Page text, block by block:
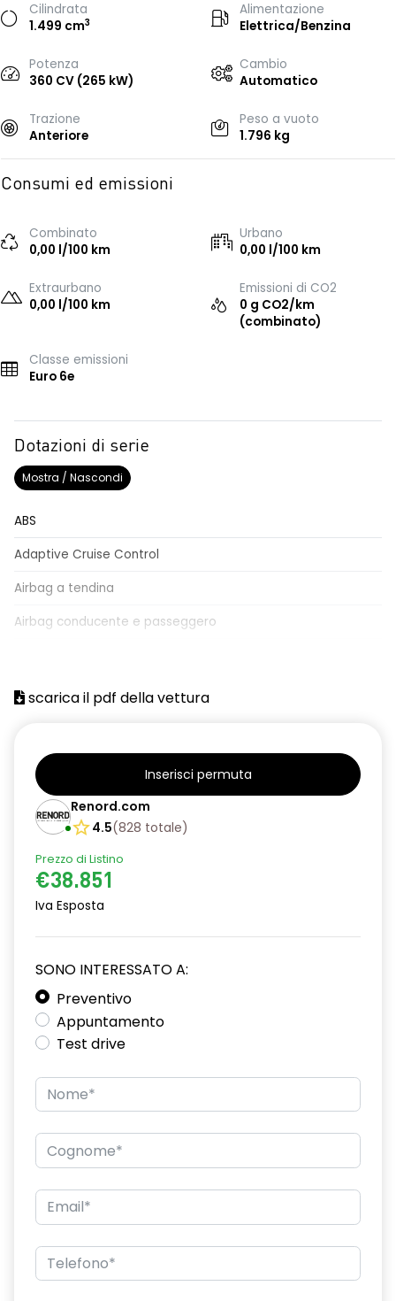
Cilindrata
1.499 cm3
Alimentazione
Elettrica/Benzina
Potenza
360 CV (265 kW)
Cambio
Automatico
Trazione
Anteriore
Peso a vuoto
1.796 kg
Consumi ed emissioni
Combinato
0,00 l/100 km
Urbano
0,00 l/100 km
Extraurbano
0,00 l/100 km
Emissioni di CO2
0 g CO2/km
(combinato)
Classe emissioni
Euro 6e
Dotazioni di serie
Mostra / Nascondi
ABS
Adaptive Cruise Control
Airbag a tendina
Airbag conducente e passeggero
Alzacristalli elettrici
Bagagliaio apribile elettricamente
Barre portabagagli
Bluetooth®
Cambio al volante
Cerchi in lega
Controllo della trazione
Display multifunzione
Fari a led
Fari posteriori a led
Freni a disco
Freno di stazionamento elettrico
Garanzie
scarica il pdf della vettura
Inserisci permuta
Renord.com
4.5(828 totale)
Prezzo di Listino
€38.851
Iva Esposta
SONO INTERESSATO A:
Preventivo
Appuntamento
Test drive